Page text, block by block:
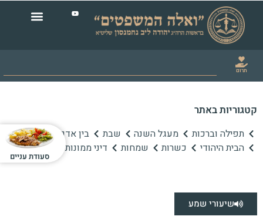
תרום
קטגוריות באתר
תפילה וברכות מעגל השנה שבת
בין אדם לחברו
הבית היהודי
כשרות שמחות דיני ממונות
שיעורי שמע
סעודת עניים